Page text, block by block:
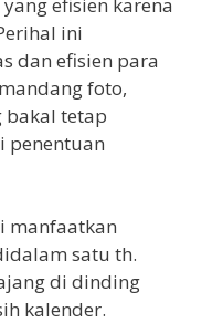
ini
dan efisien para
foto,
bakal tetap
penentuan
manfaatkan
satu th.
di dinding
kalender.